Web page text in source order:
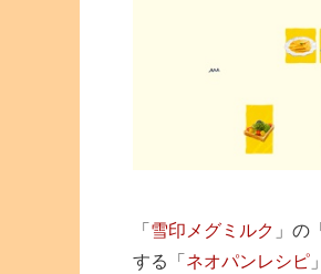
「 雪印メグミルク 」の「
する「 ネオパンレシピ